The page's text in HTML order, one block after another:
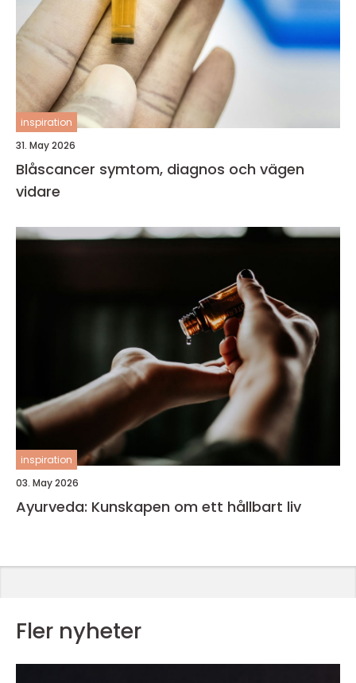
inspiration
31. May 2026
Blåscancer symtom, diagnos och vägen
vidare
inspiration
03. May 2026
Ayurveda: Kunskapen om ett hållbart liv
Fler nyheter